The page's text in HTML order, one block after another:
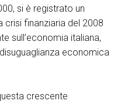
si è registrato un
finanziaria del 2008
sull’economia italiana,
economica
crescente